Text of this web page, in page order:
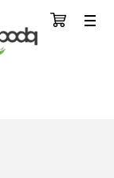
분류